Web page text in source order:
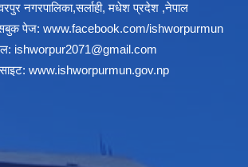
नगरपालिका,सर्लाही, मधेश प्रदेश ,नेपाल
पेज: www.facebook.com/ishworpurmun
ishworpur2071@gmail.com
www.ishworpurmun.gov.np